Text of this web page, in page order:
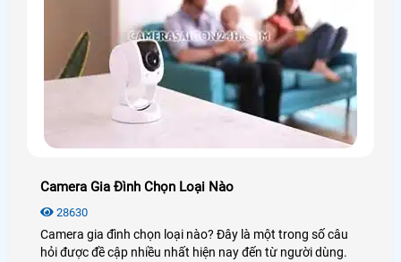
Camera Gia Đình Chọn Loại Nào
28630
Camera gia đình chọn loại nào? Đây là một trong số câu
hỏi được đề cập nhiều nhất hiện nay đến từ người dùng.